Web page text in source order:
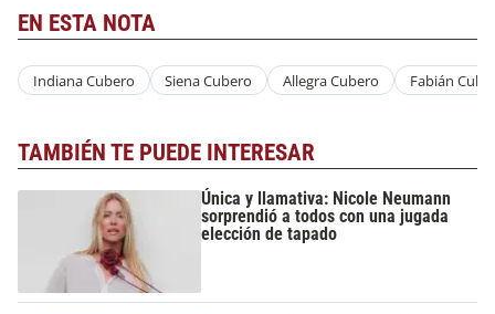
EN ESTA NOTA
Indiana Cubero Siena Cubero Allegra Cubero Fabián
TAMBIÉN TE PUEDE INTERESAR
Única y llamativa: Nicole Neumann
sorprendió a todos con una jugada
elección de tapado